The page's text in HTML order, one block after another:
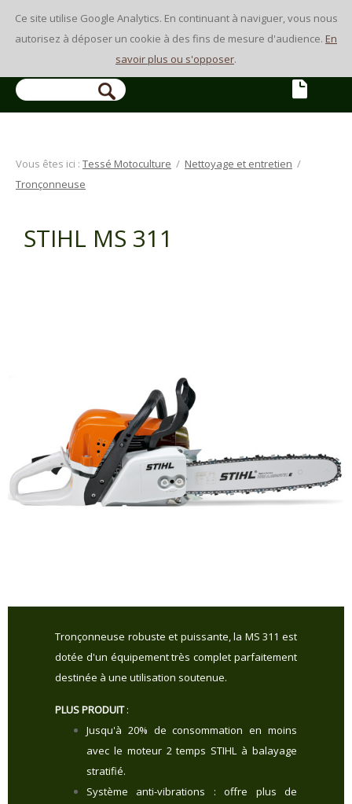
Ce site utilise Google Analytics. En continuant à naviguer, vous nous
autorisez à déposer un cookie à des fins de mesure d'audience. En
savoir plus ou s'opposer.
Vous êtes ici : Tessé Motoculture / Nettoyage et entretien /
Tronçonneuse
STIHL MS 311
Tronçonneuse robuste et puissante, la MS 311 est
dotée d'un équipement très complet parfaitement
destinée à une utilisation soutenue.
PLUS PRODUIT:
Jusqu'à 20% de consommation en moins
avec le moteur 2 temps STIHL à balayage
stratifié.
Système anti-vibrations : offre plus de